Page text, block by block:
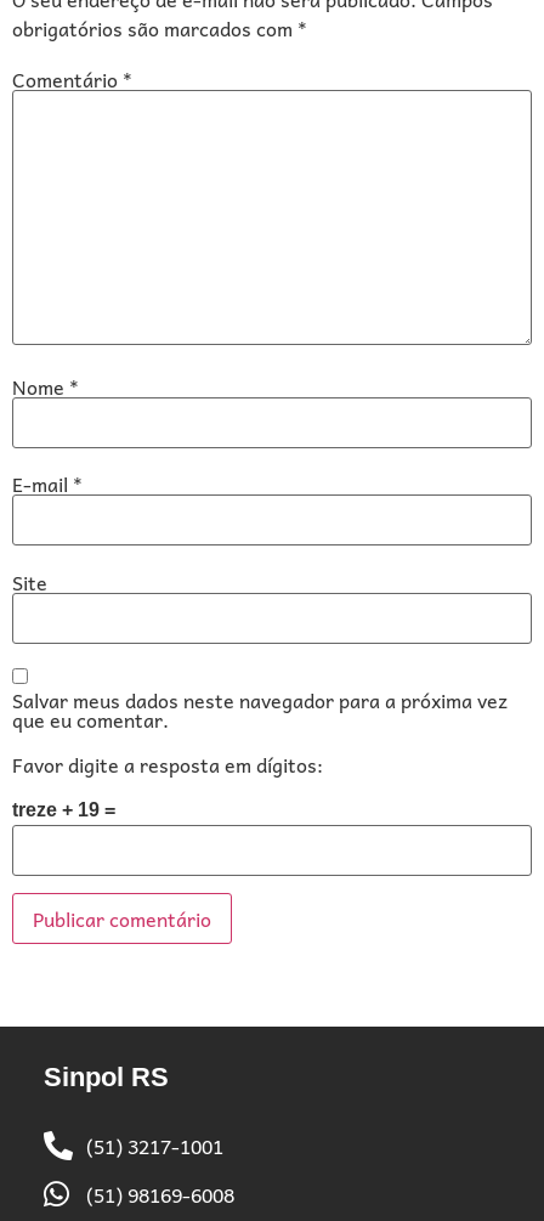
obrigatórios são marcados com *
Comentário*
Nome *
E-mail *
Site
Salvar meus dados neste navegador para a próxima vez
que eu comentar.
Favor digite a resposta em dígitos:
treze + 19 =
Sinpol RS
(51) 3217-1001
(51) 98169-6008